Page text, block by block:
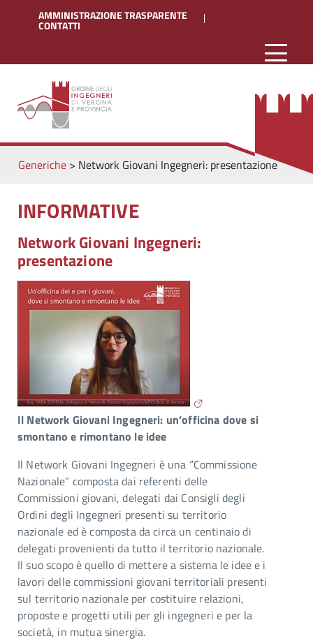
AMMINISTRAZIONE TRASPARENTE
CONTATTI
Generiche> Network Giovani Ingegneri: presentazione
INFORMATIVE
Network Giovani Ingegneri:
presentazione
Il Network Giovani Ingegneri: un’officina dove si
smontano e rimontano le idee
Il Network Giovani Ingegneri è una “Commissione
Nazionale” composta dai referenti delle
Commissioni giovani, delegati dai Consigli degli
Ordini degli Ingegneri presenti su territorio
nazionale ed è composta da circa un centinaio di
delegati provenienti da tutto il territorio nazionale.
Il suo scopo è quello di mettere a sistema le idee e i
lavori delle commissioni giovani territoriali presenti
sul territorio nazionale per costituire relazioni,
proposte e progetti utili per gli ingegneri e per la
società, in mutua sinergia.